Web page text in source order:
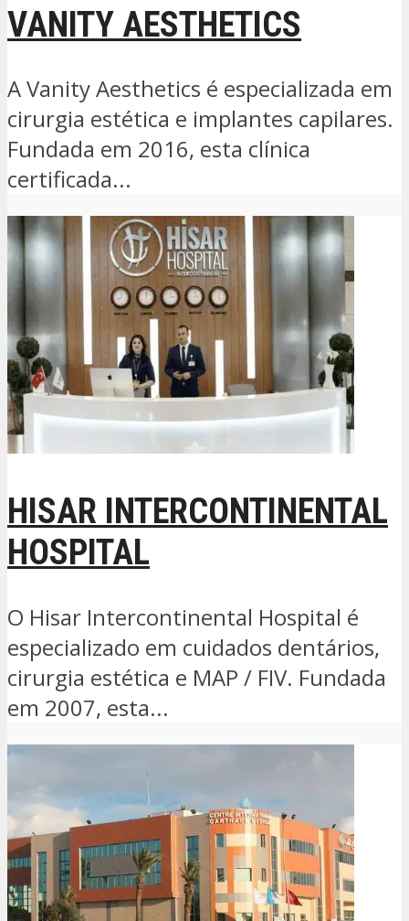
VANITY AESTHETICS
A Vanity Aesthetics é especializada em
cirurgia estética e implantes capilares.
Fundada em 2016, esta clínica
certificada...
HISAR INTERCONTINENTAL
HOSPITAL
O Hisar Intercontinental Hospital é
especializado em cuidados dentários,
cirurgia estética e MAP / FIV. Fundada
em 2007, esta...